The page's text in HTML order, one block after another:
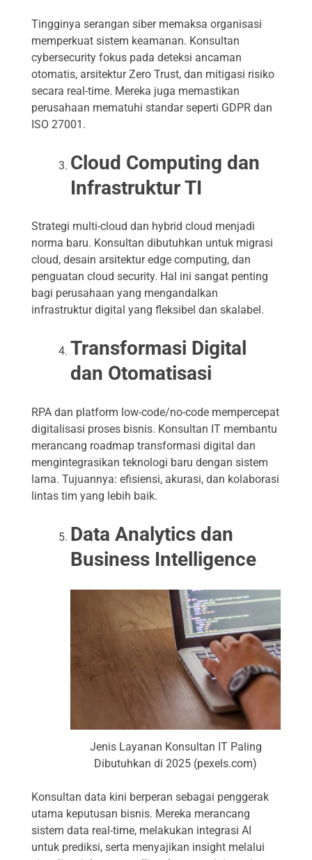
Tingginya serangan siber memaksa organisasi
memperkuat sistem keamanan. Konsultan
cybersecurity fokus pada deteksi ancaman
otomatis, arsitektur Zero Trust, dan mitigasi risiko
secara real-time. Mereka juga memastikan
perusahaan mematuhi standar seperti GDPR dan
ISO 27001.
Cloud Computing dan
Infrastruktur TI
Strategi multi-cloud dan hybrid cloud menjadi
norma baru. Konsultan dibutuhkan untuk migrasi
cloud, desain arsitektur edge computing, dan
penguatan cloud security. Hal ini sangat penting
bagi perusahaan yang mengandalkan
infrastruktur digital yang fleksibel dan skalabel.
Transformasi Digital
dan Otomatisasi
RPA dan platform low-code/no-code mempercepat
digitalisasi proses bisnis. Konsultan IT membantu
merancang roadmap transformasi digital dan
mengintegrasikan teknologi baru dengan sistem
lama. Tujuannya: efisiensi, akurasi, dan kolaborasi
lintas tim yang lebih baik.
Data Analytics dan
Business Intelligence
Jenis Layanan Konsultan IT Paling
Dibutuhkan di 2025 (pexels.com)
Konsultan data kini berperan sebagai penggerak
utama keputusan bisnis. Mereka merancang
sistem data real-time, melakukan integrasi AI
untuk prediksi, serta menyajikan insight melalui